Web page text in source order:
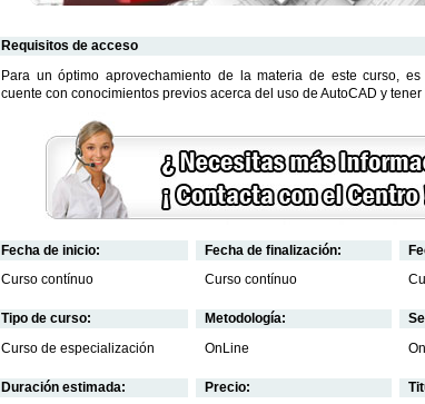
Requisitos de acceso
Para un óptimo aprovechamiento de la materia de este curso,
cuente con conocimientos previos acerca del uso de AutoCAD y
Fecha de inicio:
Curso contínuo
Fecha de finalización:
Curso contínuo
Tipo de curso:
Curso de especialización
Metodología:
OnLine
Duración estimada:
Precio: